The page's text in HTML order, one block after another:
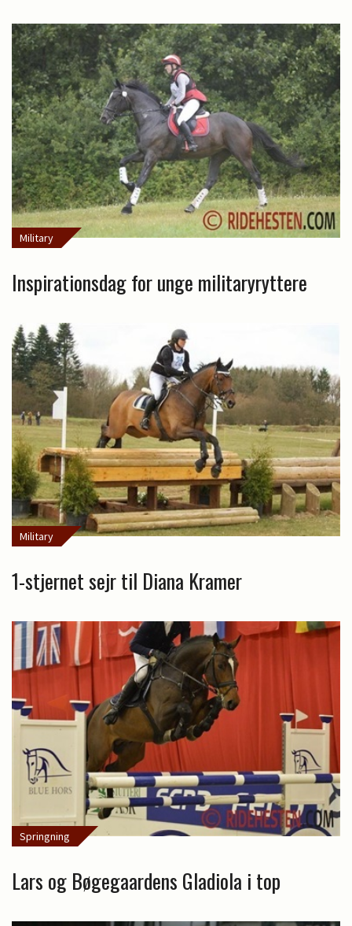
Military
Inspirationsdag for unge militaryryttere
Military
1-stjernet sejr til Diana Kramer
Springning
Lars og Bøgegaardens Gladiola i top